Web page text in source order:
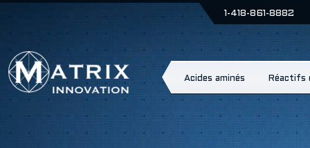
1-418-861-8882
Acides aminés Réactifs